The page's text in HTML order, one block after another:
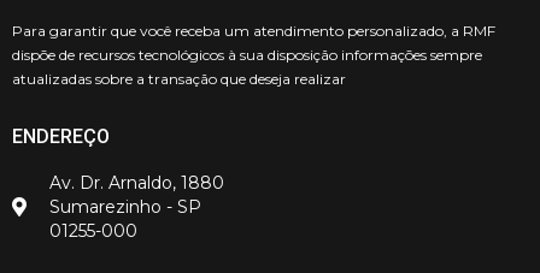
Para garantir que você receba um atendimento personalizado, a RMF
dispõe de recursos tecnológicos à sua disposição informações sempre
atualizadas sobre a transação que deseja realizar
ENDEREÇO
Av. Dr. Arnaldo, 1880
Sumarezinho - SP
01255-000